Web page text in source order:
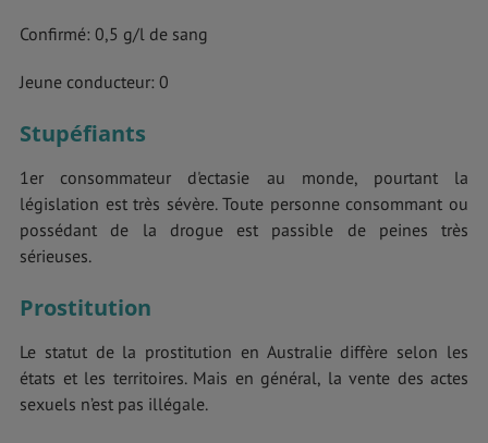
Confirmé: 0,5 g/l de sang
Jeune conducteur: 0
Stupéfiants
1er consommateur d'ectasie au monde, pourtant la
législation est très sévère. Toute personne consommant ou
possédant de la drogue est passible de peines très
sérieuses.
Prostitution
Le statut de la prostitution en Australie diffère selon les
états et les territoires. Mais en général, la vente des actes
sexuels n’est pas illégale.